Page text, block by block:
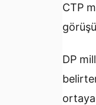
CTP
DP